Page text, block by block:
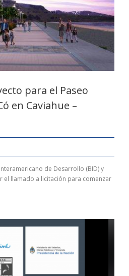
para el Paseo
en Caviahue –
de Desarrollo (BID) y
el llamado a licitación para comenzar